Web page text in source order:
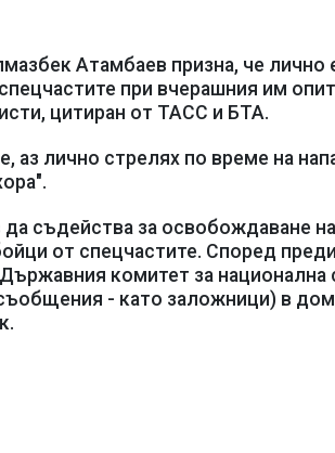
Атамбаев призна, че лично
при вчерашния им
цитиран от ТАСС и БТА.
лично стрелях по време на
съдейства за освобождаване
от спецчастите. Според
комитет за национална
- като заложници) в